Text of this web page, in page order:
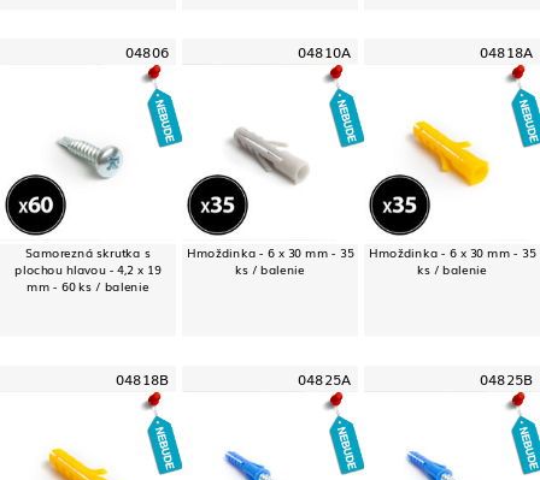
04806
Samorezná skrutka s
plochou hlavou - 4,2 x 19
mm - 60 ks / balenie
04810A
Hmoždinka - 6 x 30 mm - 35
ks / balenie
04818A
Hmoždinka - 6 x 30 mm - 35
ks / balenie
04818B 04825A 04825B